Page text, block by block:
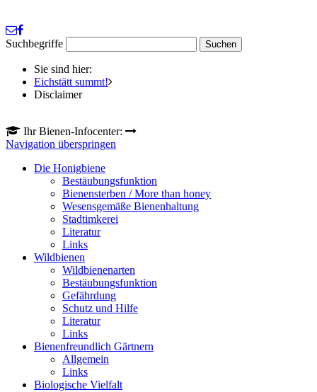
Suchbegriffe
Sie sind hier:
Eichstätt summt!
Disclaimer
Ihr Bienen-Infocenter:
Navigation überspringen
Die Honigbiene
Bestäubungsfunktion
Bienensterben / More than honey
Wesensgemäße Bienenhaltung
Stadtimkerei
Literatur
Links
Wildbienen
Wildbienenarten
Bestäubungsfunktion
Gefährdung
Schutz und Hilfe
Literatur
Links
Bienenfreundlich Gärtnern
Allgemein
Links
Biologische Vielfalt